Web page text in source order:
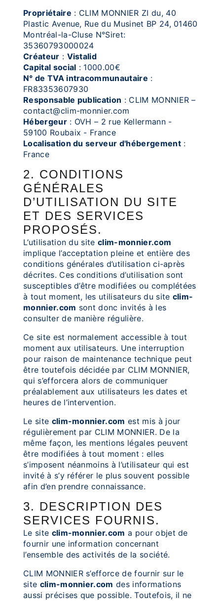
Propriétaire : CLIM MONNIER ZI du, 40
Plastic Avenue, Rue du Musinet BP 24, 01460
Montréal-la-Cluse N°Siret:
35360793000024
Créateur : Vistalid
Capital social : 1000.00€
N° de TVA intracommunautaire :
FR83353607930
Responsable publication : CLIM MONNIER –
contact@clim-monnier.com
Hébergeur: OVH – 2 rue Kellermann -
59100 Roubaix - France
Localisation du serveur d'hébergement:
France
2. CONDITIONS
GÉNÉRALES
D’UTILISATION DU SITE
ET DES SERVICES
PROPOSÉS.
L’utilisation du siteclim-monnier.com
implique l’acceptation pleine et entière des
conditions générales d’utilisation ci-après
décrites. Ces conditions d’utilisation sont
susceptibles d’être modifiées ou complétées
à tout moment, les utilisateurs du site clim-
monnier.com sont donc invités à les
consulter de manière régulière.
Ce site est normalement accessible à tout
moment aux utilisateurs. Une interruption
pour raison de maintenance technique peut
être toutefois décidée par CLIM MONNIER,
qui s’efforcera alors de communiquer
préalablement aux utilisateurs les dates et
heures de l’intervention.
Le site clim-monnier.com est mis à jour
régulièrement par CLIM MONNIER. De la
même façon, les mentions légales peuvent
être modifiées à tout moment : elles
s’imposent néanmoins à l’utilisateur qui est
invité à s’y référer le plus souvent possible
afin d’en prendre connaissance.
3. DESCRIPTION DES
SERVICES FOURNIS.
Le site clim-monnier.com a pour objet de
fournir une information concernant
l’ensemble des activités de la société.
CLIM MONNIER s’efforce de fournir sur le
site clim-monnier.com des informations
aussi précises que possible. Toutefois, il ne